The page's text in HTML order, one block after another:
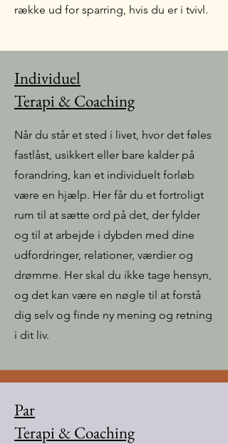
række ud for sparring, hvis du er i tvivl.
Individuel
Terapi & Coaching
Når du står et sted i livet, hvor det føles
fastlåst, usikkert eller bare kalder på
forandring, kan et individuelt forløb
være en hjælp. Her får du et fortroligt
rum til at sætte ord på det, der fylder
og til at arbejde i dybden med dine
udfordringer, relationer, værdier og
drømme. Her skal du ikke tage hensyn,
og det kan være en nøgle til at forstå
dig selv og finde ny mening og retning
i dit liv.
Par
Terapi & Coaching